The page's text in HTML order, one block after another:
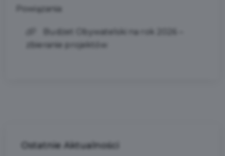
Powiązania:
Budżet Obywatelski na rok 2026 –
zbieranie projektów
Ostatnie Aktualności